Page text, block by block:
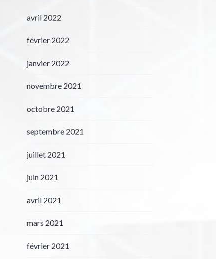
avril 2022
février 2022
janvier 2022
novembre 2021
octobre 2021
septembre 2021
juillet 2021
juin 2021
avril 2021
mars 2021
février 2021